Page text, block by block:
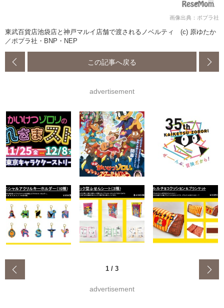
画像出典：ポプラ社
東武百貨店池袋店と神戸マルイ店舗で渡されるノベルティ (c) 原ゆたか
／ポプラ社・BNP・NEP
この記事へ戻る
advertisement
1 / 3
advertisement